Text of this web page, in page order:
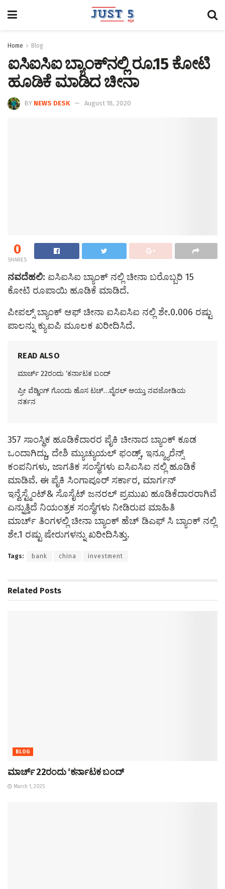
Home Blog
ಐಸಿಐಸಿಐ ಬ್ಯಾಂಕ್‌ನಲ್ಲಿ ರೂ.15 ಕೋಟಿ
ಹೂಡಿಕೆ ಮಾಡಿದ ಚೀನಾ
BY NEWS DESK August 18, 2020
0
SHARES
ನವದೆಹಲಿ: ಐಸಿಐಸಿಐ ಬ್ಯಾಂಕ್ ನಲ್ಲಿ ಚೀನಾ ಬರೊಬ್ಬರಿ 15
ಕೋಟಿ ರೂಪಾಯಿ ಹೂಡಿಕೆ ಮಾಡಿದೆ.
ಪೀಪಲ್ಸ್ ಬ್ಯಾಂಕ್ ಆಫ್ ಚೀನಾ ಐಸಿಐಸಿಐ ನಲ್ಲಿ ಶೇ.0.006 ರಷ್ಟು
ಪಾಲನ್ನು ಕ್ಯುಐಪಿ ಮೂಲಕ ಖರೀದಿಸಿದೆ.
READ ALSO
ಮಾರ್ಚ್ 22ರಂದು ‘ಕರ್ನಾಟಕ ಬಂದ್
ಪ್ರೀ ವೆಡ್ಡಿಂಗ್ ಗೊಂದು ಹೊಸ ಟಚ್…ವೈರಲ್ ಆಯ್ತು ನವಜೋಡಿಯ
ನರ್ತನ
357 ಸಾಂಸ್ಥಿಕ ಹೂಡಿಕೆದಾರರ ಪೈಕಿ ಚೀನಾದ ಬ್ಯಾಂಕ್ ಕೂಡ
ಒಂದಾಗಿದ್ದು, ದೇಶಿ ಮ್ಯುಚ್ಯುಯಲ್ ಫಂಡ್ಸ್, ಇನ್ಶ್ಯೂರೆನ್ಸ್
ಕಂಪನಿಗಳು, ಜಾಗತಿಕ ಸಂಸ್ಥೆಗಳು ಐಸಿಐಸಿಐ ನಲ್ಲಿ ಹೂಡಿಕೆ
ಮಾಡಿವೆ. ಈ ಪೈಕಿ ಸಿಂಗಾಪೂರ್ ಸರ್ಕಾರ, ಮಾರ್ಗನ್
ಇನ್ವೆಸ್ಟ್ಮೆಂಟ್& ಸೊಸೈಟ್ ಜನರಲ್ ಪ್ರಮುಖ ಹೂಡಿಕೆದಾರರಾಗಿವೆ
ಎನ್ನುತ್ತಿದೆ ನಿಯಂತ್ರಕ ಸಂಸ್ಥೆಗಳು ನೀಡಿರುವ ಮಾಹಿತಿ
ಮಾರ್ಚ್ ತಿಂಗಳಲ್ಲಿ ಚೀನಾ ಬ್ಯಾಂಕ್ ಹೆಚ್ ಡಿಎಫ್ ಸಿ ಬ್ಯಾಂಕ್ ನಲ್ಲಿ
ಶೇ.1 ರಷ್ಟು ಷೇರುಗಳನ್ನು ಖರೀದಿಸಿತ್ತು.
Tags: bank china investment
Related Posts
BLOG
ಮಾರ್ಚ್ 22ರಂದು ‘ಕರ್ನಾಟಕ ಬಂದ್
March 1, 2025